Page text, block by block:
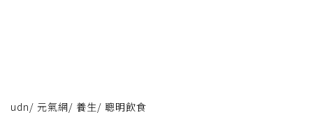
udn/ 元氣網/ 養生/ 聰明飲食